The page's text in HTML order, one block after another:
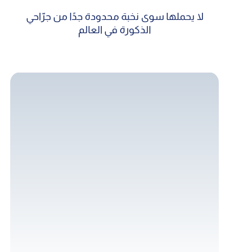
لا يحملها سوى نخبة محدودة جدًا من جرّاحي
الذكورة في العالم